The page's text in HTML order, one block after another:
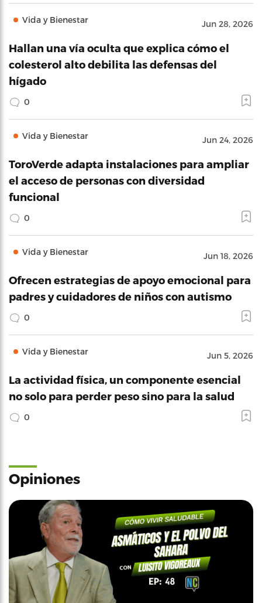
Vida y Bienestar Jun 28, 2026
Hallan una vía oculta que explica cómo el
colesterol alto debilita las defensas del
hígado
0
Vida y Bienestar Jun 24, 2026
ToroVerde adapta instalaciones para ampliar
el acceso de personas con diversidad
funcional
0
Vida y Bienestar Jun 18, 2026
Ofrecen estrategias de apoyo emocional para
padres y cuidadores de niños con autismo
0
Vida y Bienestar Jun 5, 2026
La actividad física, un componente esencial
no solo para perder peso sino para la salud
0
Opiniones